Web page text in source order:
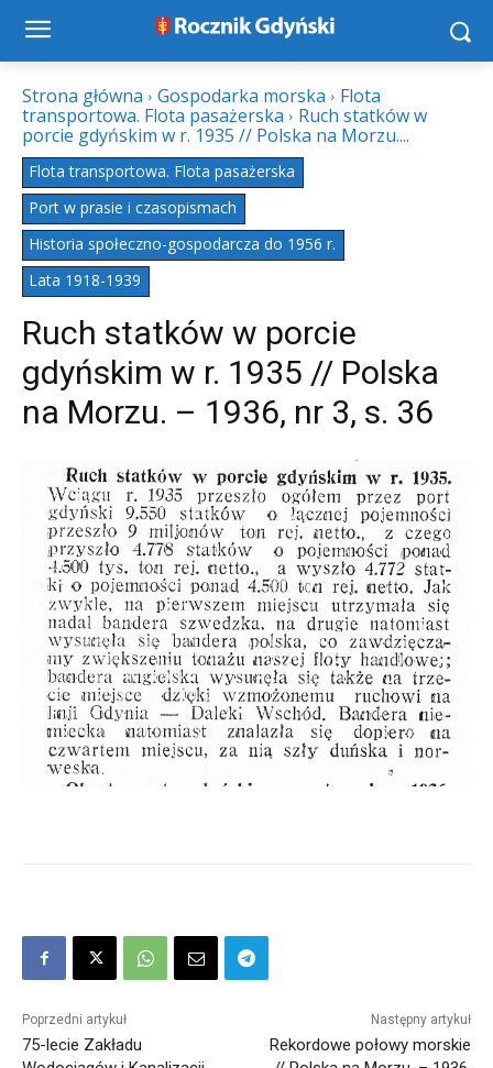
Strona główna Gospodarka morska
Flota
transportowa. Flota pasażerska
Ruch statków w
porcie gdyńskim w r. 1935 // Polska na Morzu....
Flota transportowa. Flota pasażerska
Port w prasie i czasopismach
Historia społeczno-gospodarcza do 1956 r.
Lata 1918-1939
Ruch statków w porcie
gdyńskim w r. 1935 // Polska
na Morzu. – 1936, nr 3, s. 36
Poprzedni artykuł
75-lecie Zakładu
Następny artykuł
Rekordowe połowy morskie